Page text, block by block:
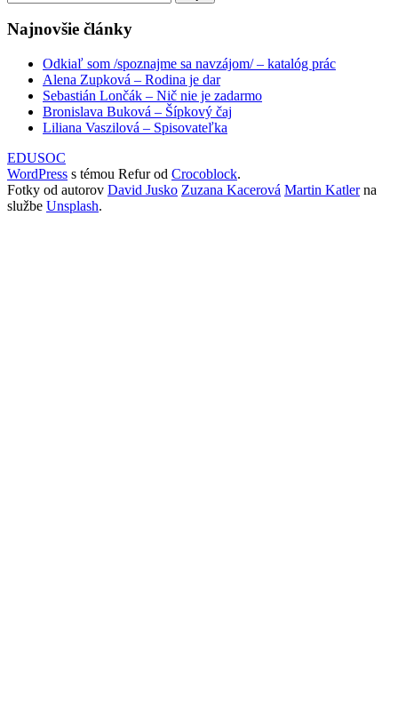
Najnovšie články
Odkiaľ som /spoznajme sa navzájom/ – katalóg prác
Alena Zupková – Rodina je dar
Sebastián Lončák – Nič nie je zadarmo
Bronislava Buková – Šípkový čaj
Liliana Vaszilová – Spisovateľka
EDUSOC
WordPress s témou Refur od Crocoblock.
Fotky od autorov David Jusko Zuzana Kacerová Martin Katlerna
službe Unsplash.